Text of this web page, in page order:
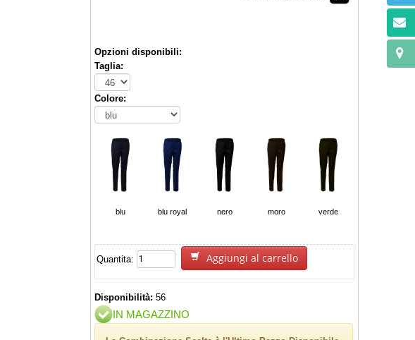
Opzioni disponibili:
Taglia:
Colore:
blu blu royal nero moro verde
Quantita: Aggiungi al carrello
Disponibilità: 56
IN MAGAZZINO